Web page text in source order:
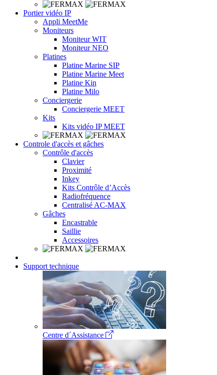
Portier vidéo IP
Appli MeetMe
Moniteurs
Moniteur WIT
Moniteur NEO
Platines
Platine Marine SIP
Platine Marine Meet
Platine Kin
Platine Milo
Conciergerie
Conciergerie MEET
Kits
Kits vidéo IP MEET
Controle d'accès et gâches
Contrôle d'accès
Clavier
Proximité
Inkey
Kits Contrôle d’Accès
Radiofréquence
Centralisé AC-MAX
Gâches
Encastrable
Saillie
Accessoires
Support technique
Centre d´Assistance